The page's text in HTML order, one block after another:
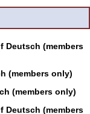
Deutsch (members
(members only)
(members only)
Deutsch (members